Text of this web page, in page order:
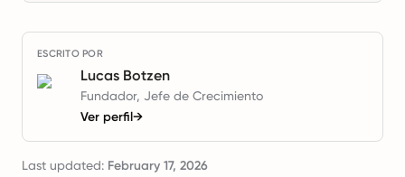
ESCRITO POR
Lucas Botzen
Fundador, Jefe de Crecimiento
Ver perfil→
Last updated: February 17, 2026